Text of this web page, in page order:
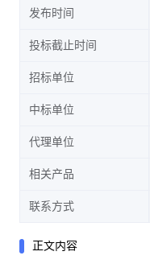
发布时间
投标截止时间
招标单位
中标单位
代理单位
相关产品
联系方式
正文内容